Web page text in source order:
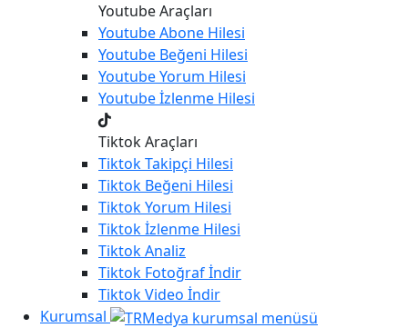
Youtube Araçları
YoutubeAbone Hilesi
Youtube Beğeni Hilesi
YoutubeYorum Hilesi
Youtubeİzlenme Hilesi
Tiktok Araçları
TiktokTakipçi Hilesi
Tiktok Beğeni Hilesi
TiktokYorum Hilesi
Tiktokİzlenme Hilesi
TiktokAnaliz
Tiktok Fotoğraf İndir
TiktokVideo İndir
Kurumsal